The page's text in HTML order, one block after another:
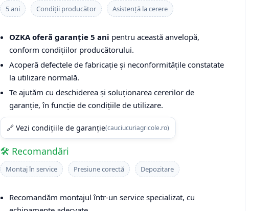
5 ani Condiții producător Asistență la cerere
OZKA oferă garanție 5 ani pentru această anvelopă,
conform condițiilor producătorului.
Acoperă defectele de fabricație și neconformitățile constatate
la utilizare normală.
Te ajutăm cu deschiderea și soluționarea cererilor de
garanție, în funcție de condițiile de utilizare.
🔗 Vezi condițiile de garanție(cauciucuriagricole.ro)
🛠️ Recomandări
Montaj în service Presiune corectă Depozitare
Recomandăm montajul într-un service specializat, cu